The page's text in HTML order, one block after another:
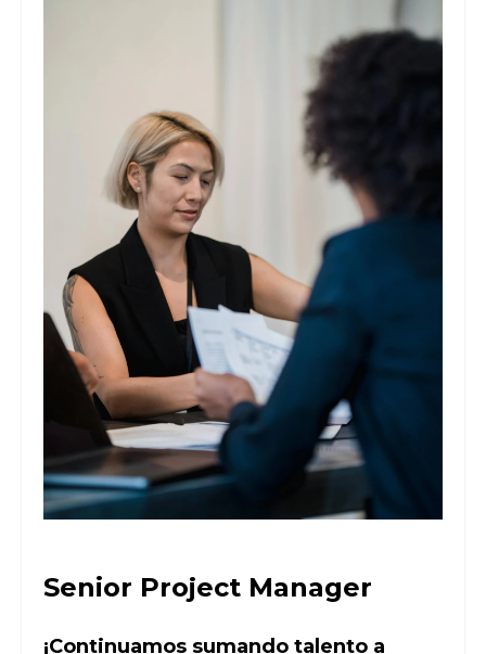
Senior Project Manager
¡Continuamos sumando talento a